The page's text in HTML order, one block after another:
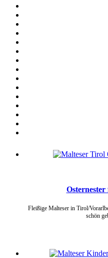
Fleißige Malteser in Tirol/
schön